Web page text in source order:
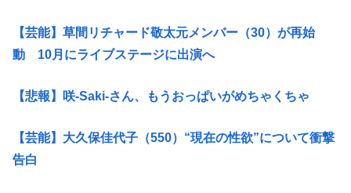
【芸能】草間リチャード敬太元メンバー（30）が再始
動 10月にライブステージに出演へ
【悲報】咲-Saki-さん、もうおっぱいがめちゃくちゃ
【芸能】大久保佳代子（550）“現在の性欲”について衝撃
告白